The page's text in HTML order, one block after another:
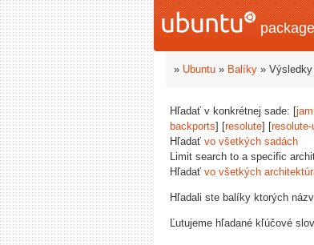
» Ubuntu » Balíky »
Hľadať v konkrétnej sade: [
backports] [resolute] [resolute-
Hľadať vo všetkých sadách
Limit search to a specific
Hľadať vo všetkých
Hľadali ste balíky ktorých
Ľutujeme hľadané kľúčové